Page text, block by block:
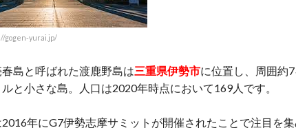
gogen-yurai.jp/
島と呼ばれた渡鹿野島は三重県伊勢市に位置し、周囲約
と小さな島。人口は2020年時点において169人です。
年にG7伊勢志摩サミットが開催されたことで注目を